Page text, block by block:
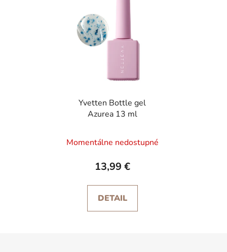
Yvetten Bottle gel
Azurea 13 ml
Momentálne nedostupné
13,99 €
DETAIL